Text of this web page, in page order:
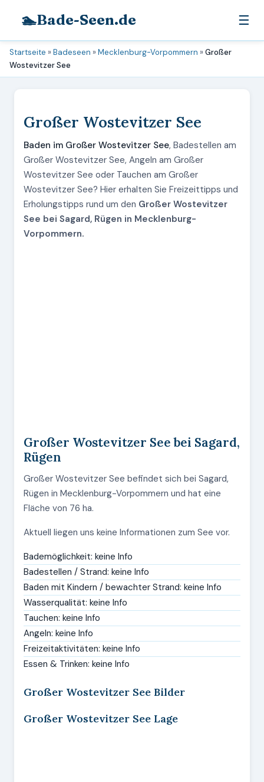
🏊Bade-Seen.de ☰
Startseite »Badeseen »Mecklenburg-Vorpommern »Großer
Wostevitzer See
Großer Wostevitzer See
Baden im Großer Wostevitzer See, Badestellen am
Großer Wostevitzer See, Angeln am Großer
Wostevitzer See oder Tauchen am Großer
Wostevitzer See? Hier erhalten Sie Freizeittipps und
Erholungstipps rund um den Großer Wostevitzer
See bei Sagard, Rügen in Mecklenburg-
Vorpommern.
Großer Wostevitzer See bei Sagard,
Rügen
Großer Wostevitzer See befindet sich bei Sagard,
Rügen in Mecklenburg-Vorpommern und hat eine
Fläche von 76 ha.
Aktuell liegen uns keine Informationen zum See vor.
Bademöglichkeit: keine Info
Badestellen / Strand: keine Info
Baden mit Kindern / bewachter Strand: keine Info
Wasserqualität: keine Info
Tauchen: keine Info
Angeln: keine Info
Freizeitaktivitäten: keine Info
Essen & Trinken: keine Info
Großer Wostevitzer See Bilder
Großer Wostevitzer See Lage